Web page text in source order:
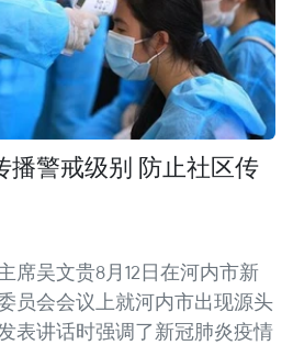
播警戒级别 防止社区传
席吴文贵8月12日在河内市新
员会会议上就河内市出现源头
表讲话时强调了新冠肺炎疫情